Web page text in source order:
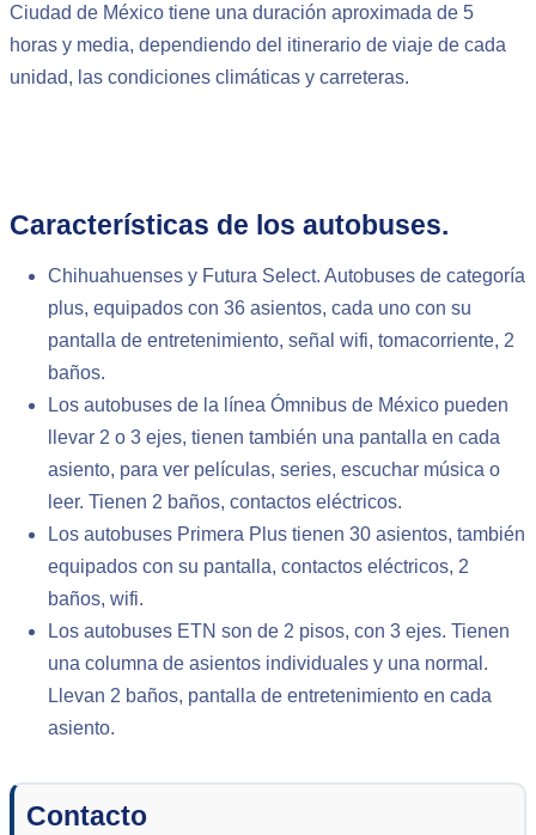
Ciudad de México tiene una duración aproximada de 5
horas y media, dependiendo del itinerario de viaje de cada
unidad, las condiciones climáticas y carreteras.
Características de los autobuses.
Chihuahuenses y Futura Select. Autobuses de categoría
plus, equipados con 36 asientos, cada uno con su
pantalla de entretenimiento, señal wifi, tomacorriente, 2
baños.
Los autobuses de la línea Ómnibus de México pueden
llevar 2 o 3 ejes, tienen también una pantalla en cada
asiento, para ver películas, series, escuchar música o
leer. Tienen 2 baños, contactos eléctricos.
Los autobuses Primera Plus tienen 30 asientos, también
equipados con su pantalla, contactos eléctricos, 2
baños, wifi.
Los autobuses ETN son de 2 pisos, con 3 ejes. Tienen
una columna de asientos individuales y una normal.
Llevan 2 baños, pantalla de entretenimiento en cada
asiento.
Contacto